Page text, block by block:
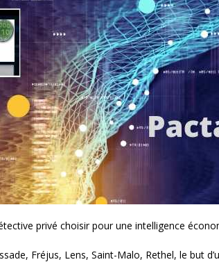
privé choisir pour une intelligence
Fréjus, Lens, Saint-Malo, Rethel, le but